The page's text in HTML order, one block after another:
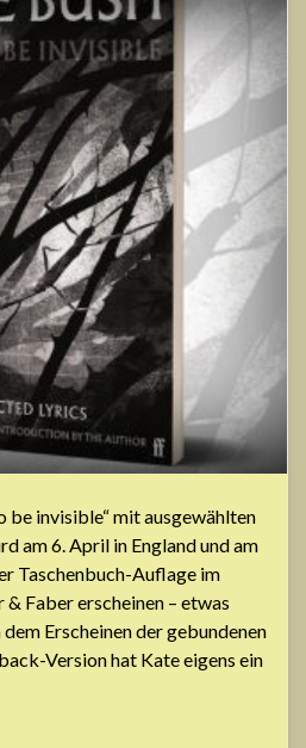
be invisible“ mit ausgewählten
am 6. April in England und am
Taschenbuch-Auflage im
Faber erscheinen – etwas
Erscheinen der gebundenen
Version hat Kate eigens ein